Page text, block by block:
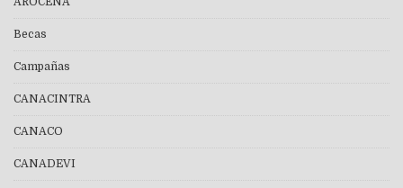
Becas
Campañas
CANACINTRA
CANACO
CANADEVI